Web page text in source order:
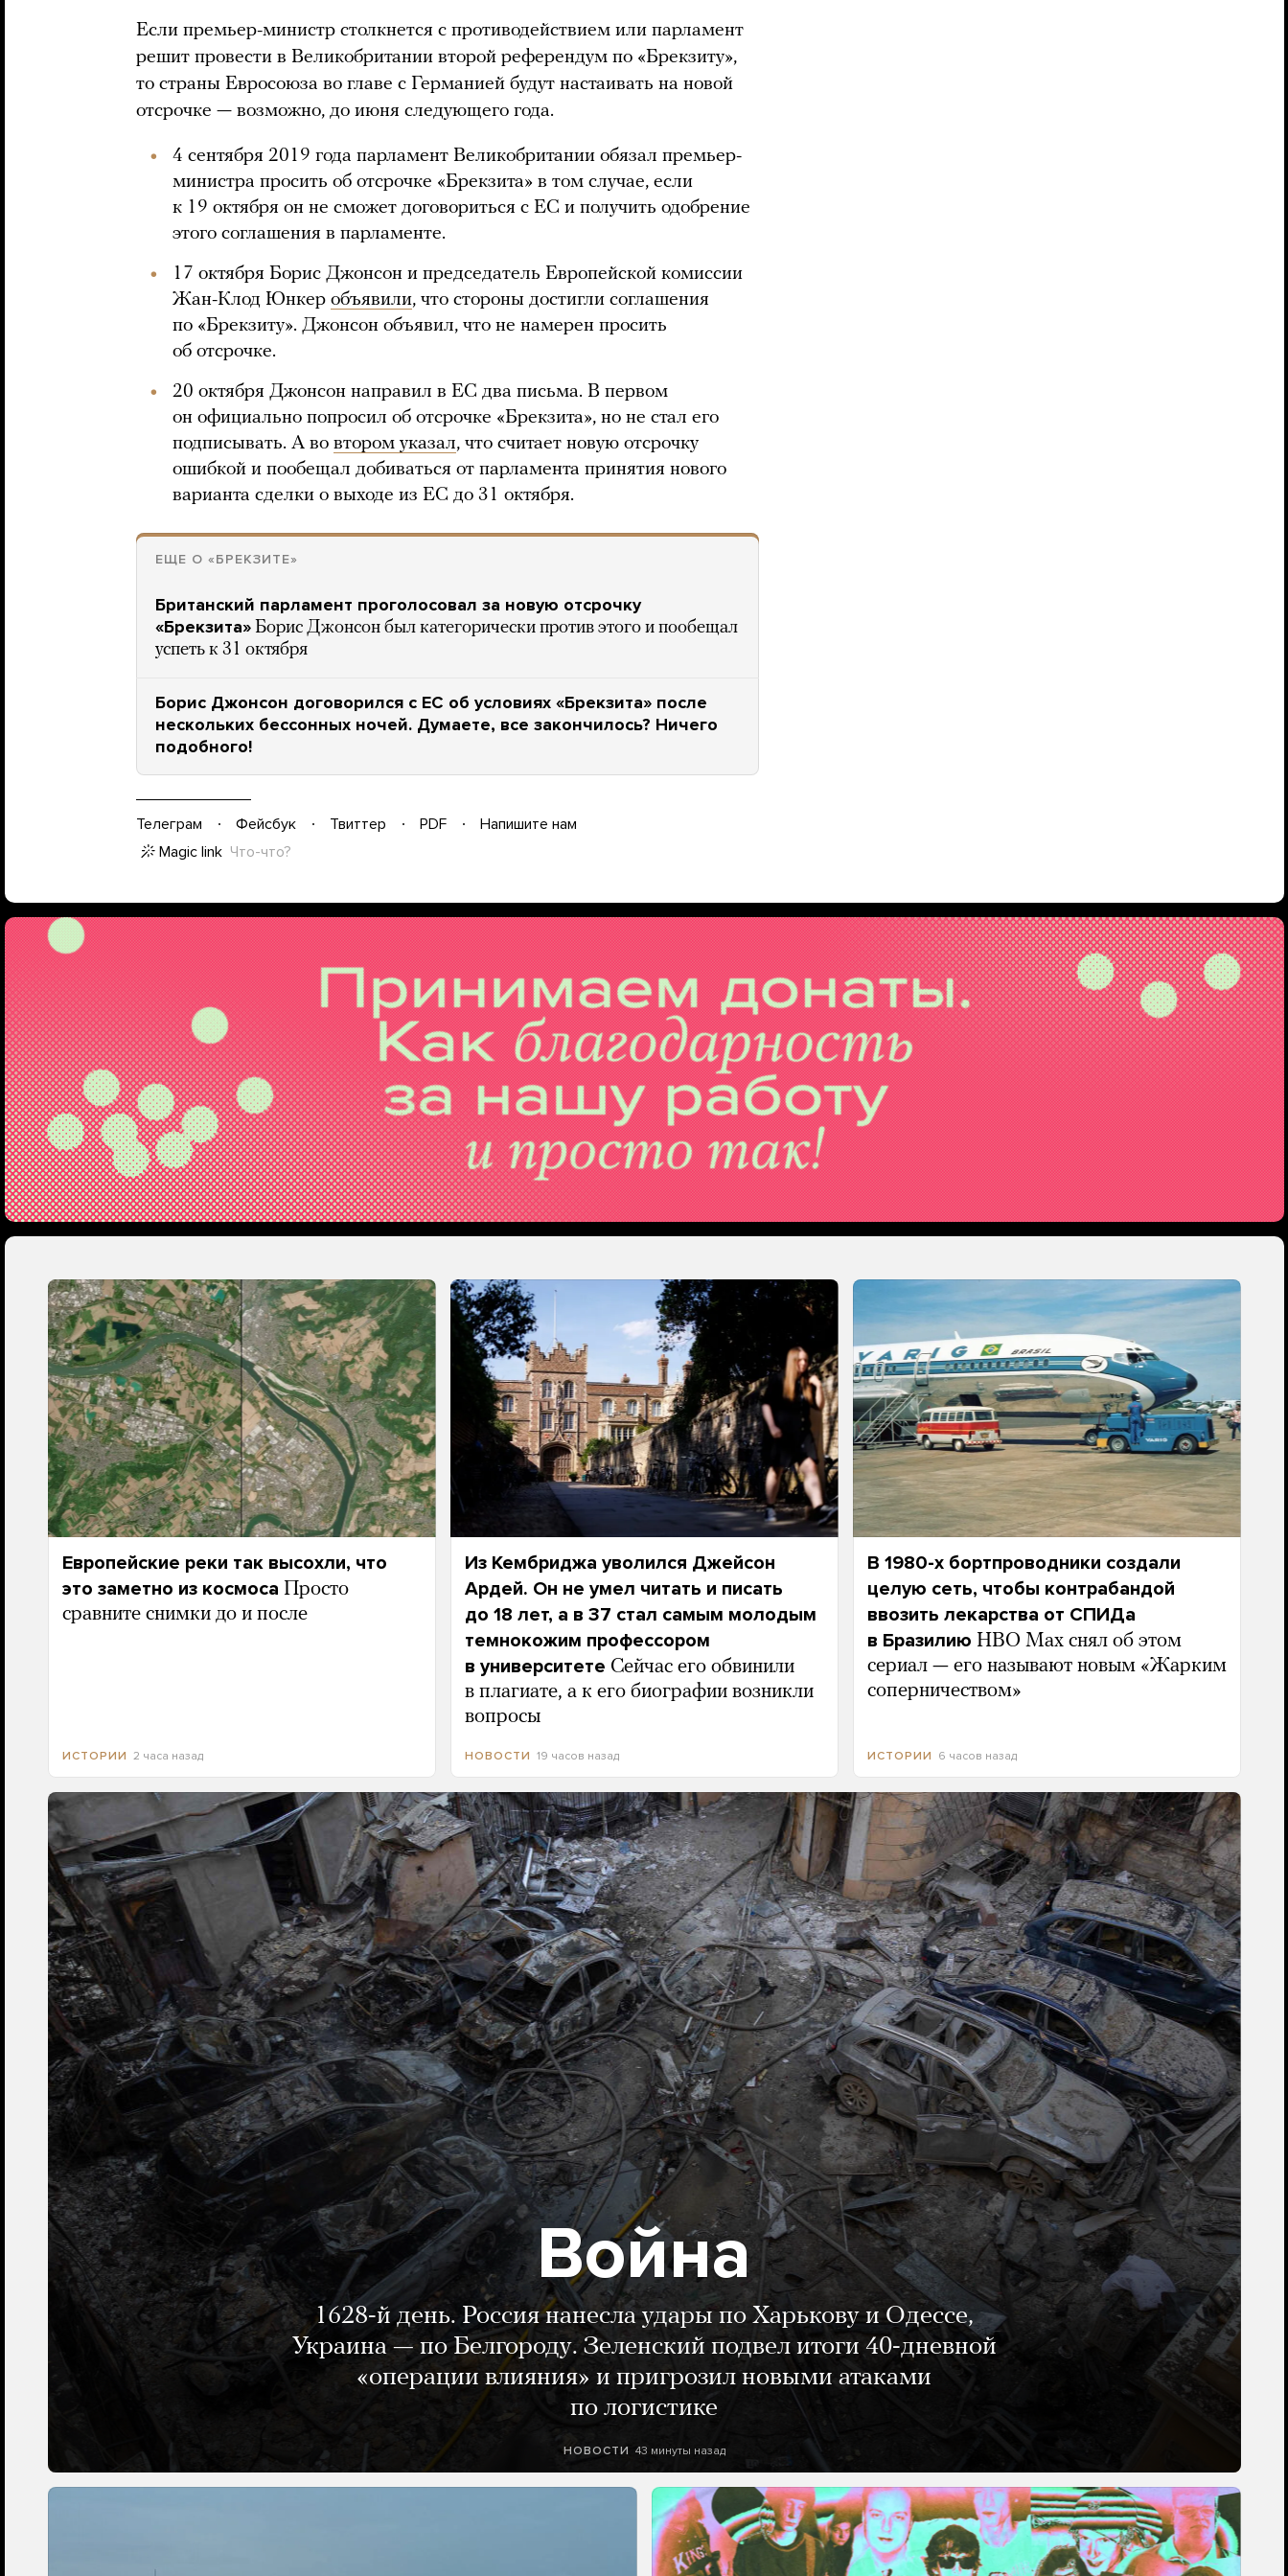
Если премьер-министр столкнется с противодействием или парламент
решит провести в Великобритании второй референдум по «Брекзиту»,
то страны Евросоюза во главе с Германией будут настаивать на новой
отсрочке — возможно, до июня следующего года.
4 сентября 2019 года парламент Великобритании обязал премьер-
министра просить об отсрочке «Брекзита» в том случае, если
к 19 октября он не сможет договориться с ЕС и получить одобрение
этого соглашения в парламенте.
17 октября Борис Джонсон и председатель Европейской комиссии
Жан-Клод Юнкер объявили, что стороны достигли соглашения
по «Брекзиту». Джонсон объявил, что не намерен просить
об отсрочке.
20 октября Джонсон направил в ЕС два письма. В первом
он официально попросил об отсрочке «Брекзита», но не стал его
подписывать. А во втором указал, что считает новую отсрочку
ошибкой и пообещал добиваться от парламента принятия нового
варианта сделки о выходе из ЕС до 31 октября.
ЕЩЕ О «БРЕКЗИТЕ»
Британский парламент проголосовал за новую отсрочку
«Брекзита» Борис Джонсон был категорически против этого и пообещал
успеть к 31 октября
Борис Джонсон договорился с ЕС об условиях «Брекзита» после
нескольких бессонных ночей. Думаете, все закончилось? Ничего
подобного!
Телеграм Фейсбук Твиттер PDF
Напишите нам
Magic link Что-что?
Европейские реки так высохли, что
это заметно из космоса Просто
сравните снимки до и после
ИСТОРИИ 2 часа назад
Из Кембриджа уволился Джейсон
Ардей. Он не умел читать и писать
до 18 лет, а в 37 стал самым молодым
темнокожим профессором
в университете Сейчас его обвинили
в плагиате, а к его биографии возникли
вопросы
НОВОСТИ 19 часов назад
В 1980-х бортпроводники создали
целую сеть, чтобы контрабандой
ввозить лекарства от СПИДа
в Бразилию HBO Max снял об этом
сериал — его называют новым «Жарким
соперничеством»
ИСТОРИИ 6 часов назад
Война
1628-й день. Россия нанесла удары по Харькову и Одессе,
Украина — по Белгороду. Зеленский подвел итоги 40-дневной
«операции влияния» и пригрозил новыми атаками
по логистике
НОВОСТИ 43 минуты назад